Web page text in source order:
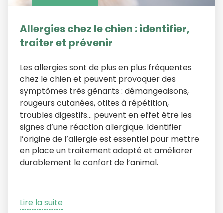
Allergies chez le chien : identifier,
traiter et prévenir
Les allergies sont de plus en plus fréquentes
chez le chien et peuvent provoquer des
symptômes très gênants : démangeaisons,
rougeurs cutanées, otites à répétition,
troubles digestifs… peuvent en effet être les
signes d’une réaction allergique. Identifier
l’origine de l’allergie est essentiel pour mettre
en place un traitement adapté et améliorer
durablement le confort de l’animal.
Lire la suite